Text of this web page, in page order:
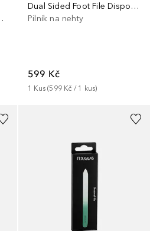
Self-Tanner
Dual Sided Foot File Disposable Strips 80/120 Grit
Pilník na nehty
599 Kč
1 Kus (599 Kč / 1 kus)